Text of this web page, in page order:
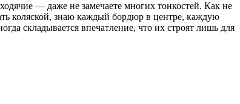
— даже не замечаете многих тонкостей. Как не
коляской, знаю каждый бордюр в центре, каждую
складывается впечатление, что их строят лишь для